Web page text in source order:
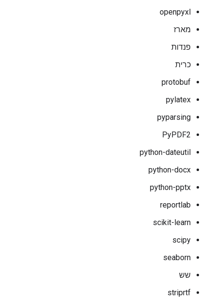
openpyxl
מארז
פנדות
כרית
protobuf
pylatex
pyparsing
PyPDF2
python-dateutil
python-docx
python-pptx
reportlab
scikit-learn
scipy
seaborn
שש
striprtf